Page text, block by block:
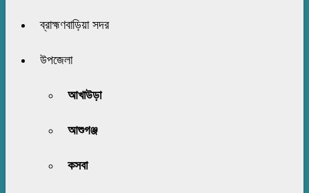
ব্রাহ্মণবাড়িয়া সদর
উপজেলা
আখাউড়া
আশুগঞ্জ
কসবা